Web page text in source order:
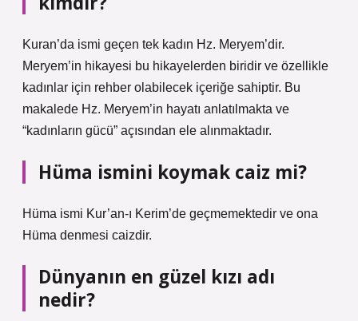
Kuran’da ismi geçen tek kadın Hz. Meryem’dir.
Meryem’in hikayesi bu hikayelerden biridir ve özellikle
kadınlar için rehber olabilecek içeriğe sahiptir. Bu
makalede Hz. Meryem’in hayatı anlatılmakta ve
“kadınların gücü” açısından ele alınmaktadır.
Hüma ismini koymak caiz mi?
Hüma ismi Kur’an-ı Kerim’de geçmemektedir ve ona
Hüma denmesi caizdir.
Dünyanın en güzel kızı adı
nedir?